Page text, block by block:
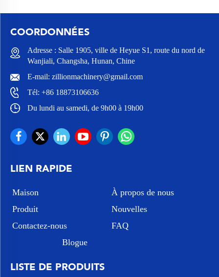
COORDONNÉES
Adresse : Salle 1905, ville de Heyue S1, route du nord de
Wanjiali, Changsha, Hunan, Chine
E-mail:zillionmachinery@gmail.com
Tél:+86 18873106636
Du lundi au samedi, de 9h00 à 19h00
LIEN RAPIDE
Maison
À propos de nous
Produit
Nouvelles
Contactez-nous
FAQ
Blogue
LISTE DE PRODUITS